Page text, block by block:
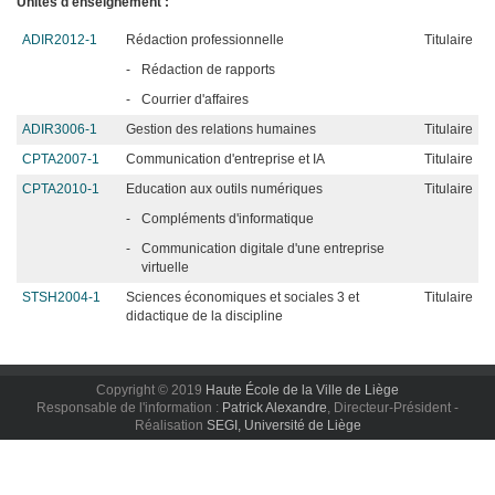
ADIR2012-1 Rédaction professionnelle
Titulaire
-
Rédaction de rapports
-
Courrier d'affaires
ADIR3006-1
Gestion des relations humaines
Titulaire
CPTA2007-1
Communication d'entreprise et IA
Titulaire
CPTA2010-1
Education aux outils numériques
Titulaire
-
Compléments d'informatique
-
Communication digitale d'une entreprise
virtuelle
STSH2004-1
Sciences économiques et sociales 3 et
didactique de la discipline
Titulaire
Copyright © 2019 Haute École de la Ville de Liège
Responsable de l'information : Patrick Alexandre, Directeur-Président -
Réalisation SEGI, Université de Liège